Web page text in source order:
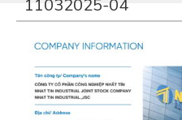
11032025-04